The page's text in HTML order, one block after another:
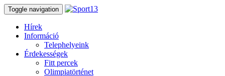
Toggle navigation
Hírek
Információ
Telephelyeink
Érdekességek
Fitt percek
Olimpiatörténet